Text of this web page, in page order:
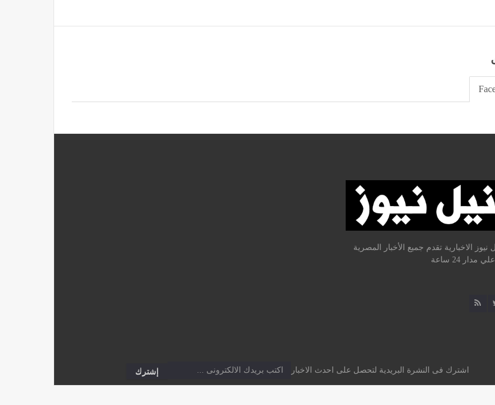
نيوز الاخبارية تقدم جميع الأخبار المصرية
مدار 24 ساعة
اشترك فى النشرة البريدية لتحصل على احدث الاخبار